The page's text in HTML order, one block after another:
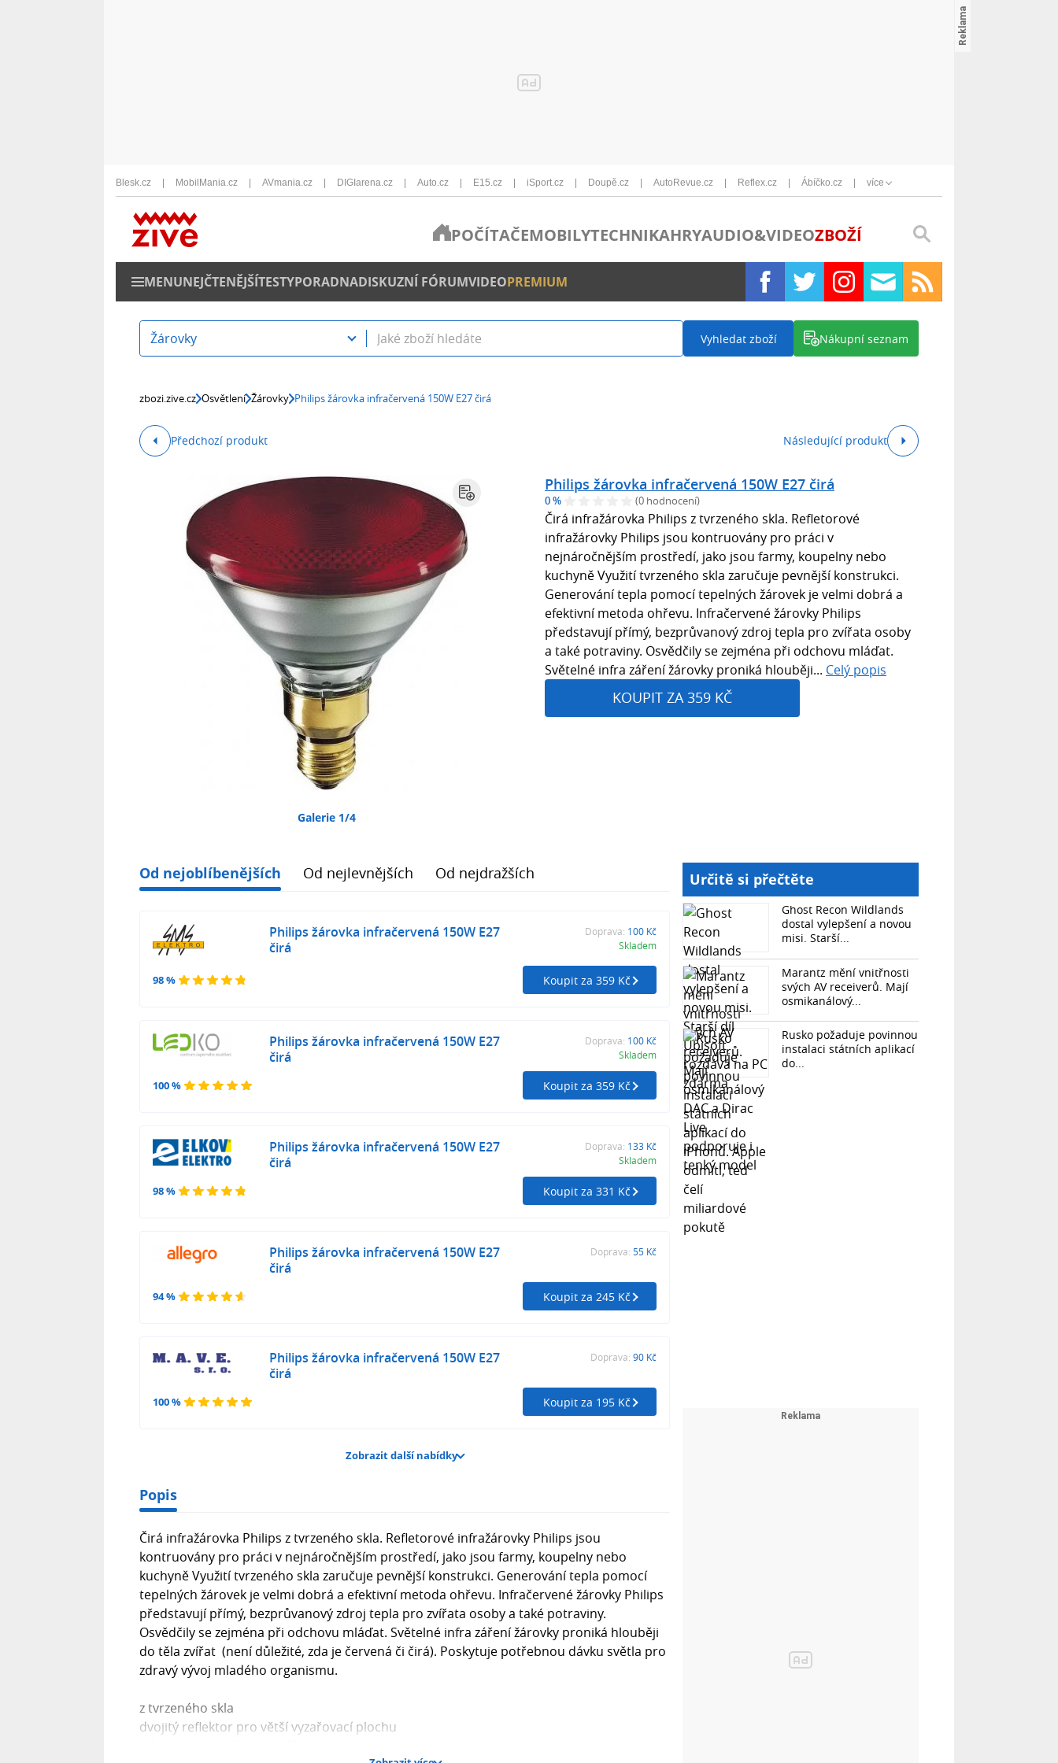
Blesk.cz MobilMania.cz AVmania.cz DIGIarena.cz Auto.cz E15.cz iSport.cz Doupě.cz AutoRevue.cz Reflex.cz Ábíčko.cz více
POČÍTAČEMOBILYTECHNIKAHRYAUDIO&VIDEOZBOŽÍ
MENUNEJČTENĚJŠÍTESTYPORADNADISKUZNÍ FÓRUMVIDEOPREMIUM
Žárovky Vyhledat zboží Nákupní seznam
zbozi.zive.cz Osvětlení Žárovky Philips žárovka infračervená 150W E27 čirá
Předchozí produkt Následující produkt
Galerie 1/4
Philips žárovka infračervená 150W E27 čirá
0 % (0 hodnocení)
Čirá infražárovka Philips z tvrzeného skla. Refletorové
infražárovky Philips jsou kontruovány pro práci v
nejnáročnějším prostředí, jako jsou farmy, koupelny nebo
kuchyně Využití tvrzeného skla zaručuje pevnější konstrukci.
Generování tepla pomocí tepelných žárovek je velmi dobrá a
efektivní metoda ohřevu. Infračervené žárovky Philips
představují přímý, bezprůvanový zdroj tepla pro zvířata osoby
a také potraviny. Osvědčily se zejména při odchovu mláďat.
Světelné infra záření žárovky proniká hlouběji... Celý popis
KOUPIT ZA 359 KČ
Od nejoblíbenějších Od nejlevnějších Od nejdražších
98 %
Philips žárovka infračervená 150W E27
čirá
Doprava: 100 Kč
Skladem
Koupit za 359 Kč
100 %
Philips žárovka infračervená 150W E27
čirá
Doprava: 100 Kč
Skladem
Koupit za 359 Kč
98 %
Philips žárovka infračervená 150W E27
čirá
Doprava: 133 Kč
Skladem
Koupit za 331 Kč
94 %
Philips žárovka infračervená 150W E27
čirá
Doprava: 55 Kč
Koupit za 245 Kč
100 %
Philips žárovka infračervená 150W E27
čirá
Doprava: 90 Kč
Koupit za 195 Kč
Zobrazit další nabídky
Popis
Čirá infražárovka Philips z tvrzeného skla. Refletorové infražárovky Philips jsou
kontruovány pro práci v nejnáročnějším prostředí, jako jsou farmy, koupelny nebo
kuchyně Využití tvrzeného skla zaručuje pevnější konstrukci. Generování tepla pomocí
tepelných žárovek je velmi dobrá a efektivní metoda ohřevu. Infračervené žárovky Philips
představují přímý, bezprůvanový zdroj tepla pro zvířata osoby a také potraviny.
Osvědčily se zejména při odchovu mláďat. Světelné infra záření žárovky proniká hlouběji
do těla zvířat (není důležité, zda je červená či čirá). Poskytuje potřebnou dávku světla pro
zdravý vývoj mladého organismu.
z tvrzeného skla
dvojitý reflektor pro větší vyzařovací plochu
Určitě si přečtěte
Ghost Recon Wildlands
dostal vylepšení a novou
misi. Starší...
Marantz mění vnitřnosti
svých AV receiverů. Mají
osmikanálový...
Rusko požaduje povinnou
instalaci státních aplikací
do...